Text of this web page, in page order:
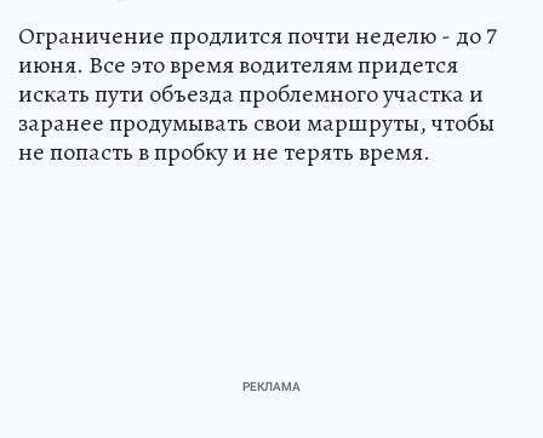
Ограничение продлится почти неделю - до 7
июня. Все это время водителям придется
искать пути объезда проблемного участка и
заранее продумывать свои маршруты, чтобы
не попасть в пробку и не терять время.